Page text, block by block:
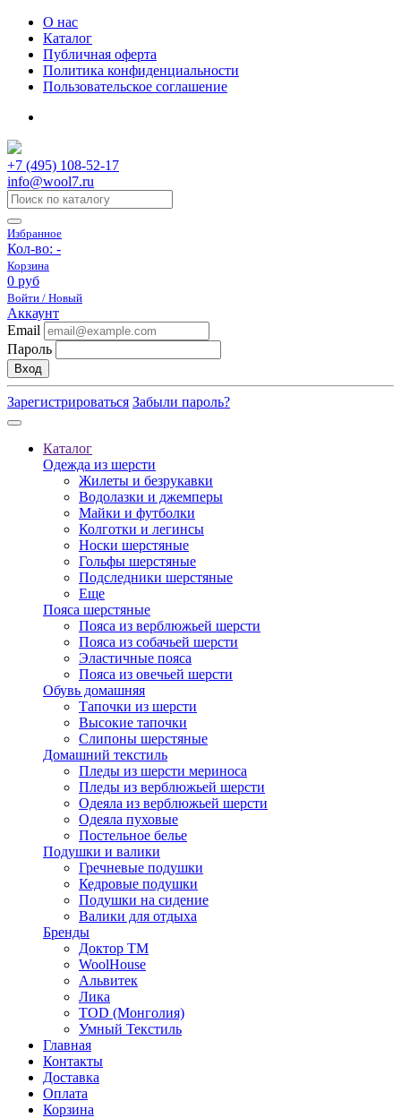
О нас
Каталог
Публичная оферта
Политика конфиденциальности
Пользовательское соглашение
+7 (495) 108-52-17
info@wool7.ru
Избранное
Кол-во: -
Корзина
0 руб
Войти / Новый
Аккаунт
Email
Пароль
Вход
Зарегистрироваться Забыли пароль?
Каталог
Одежда из шерсти
Жилеты и безрукавки
Водолазки и джемперы
Майки и футболки
Колготки и легинсы
Носки шерстяные
Гольфы шерстяные
Подследники шерстяные
Еще
Пояса шерстяные
Пояса из верблюжьей шерсти
Пояса из собачьей шерсти
Эластичные пояса
Пояса из овечьей шерсти
Обувь домашняя
Тапочки из шерсти
Высокие тапочки
Слипоны шерстяные
Домашний текстиль
Пледы из шерсти мериноса
Пледы из верблюжьей шерсти
Одеяла из верблюжьей шерсти
Одеяла пуховые
Постельное белье
Подушки и валики
Гречневые подушки
Кедровые подушки
Подушки на сидение
Валики для отдыха
Бренды
Доктор ТМ
WoolHouse
Альвитек
Лика
TOD (Монголия)
Умный Текстиль
Главная
Контакты
Доставка
Оплата
Корзина